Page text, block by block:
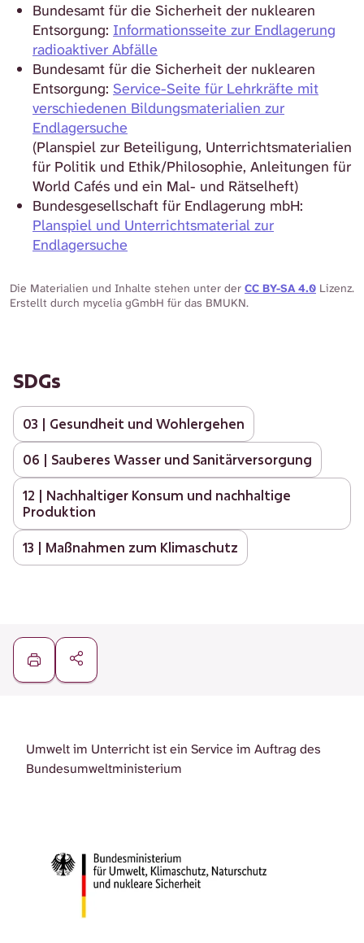
Bundesamt für die Sicherheit der nuklearen
Entsorgung: Informationsseite zur Endlagerung
radioaktiver Abfälle
Bundesamt für die Sicherheit der nuklearen
Entsorgung: Service-Seite für Lehrkräfte mit
verschiedenen Bildungsmaterialien zur
Endlagersuche
(Planspiel zur Beteiligung, Unterrichtsmaterialien
für Politik und Ethik/Philosophie, Anleitungen für
World Cafés und ein Mal- und Rätselheft)
Bundesgesellschaft für Endlagerung mbH:
Planspiel und Unterrichtsmaterial zur
Endlagersuche
Die Materialien und Inhalte stehen unter der CC BY-SA 4.0 Lizenz.
Erstellt durch mycelia gGmbH für das BMUKN.
SDGs
03 | Gesundheit und Wohlergehen
06 | Sauberes Wasser und Sanitärversorgung
12 | Nachhaltiger Konsum und nachhaltige
Produktion
13 | Maßnahmen zum Klimaschutz
Umwelt im Unterricht ist ein Service im Auftrag des
Bundesumweltministerium